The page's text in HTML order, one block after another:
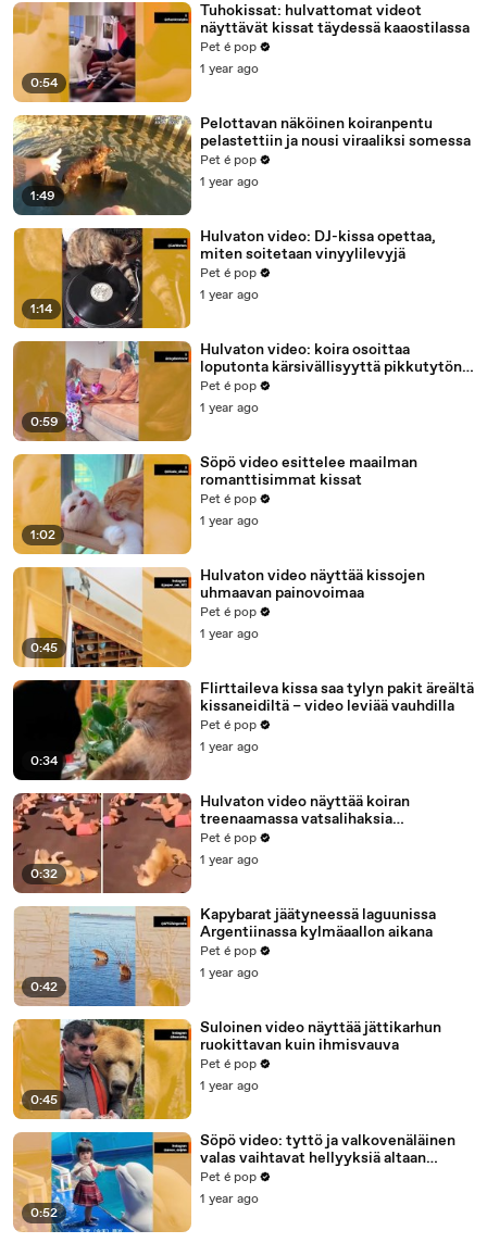
0:54
Tuhokissat: hulvattomat videot
näyttävät kissat täydessä kaaostilassa
Pet é pop
1 year ago
1:49
Pelottavan näköinen koiranpentu
pelastettiin ja nousi viraaliksi somessa
Pet é pop
1 year ago
1:14
Hulvaton video: DJ-kissa opettaa,
miten soitetaan vinyylilevyjä
Pet é pop
1 year ago
0:59
Hulvaton video: koira osoittaa
loputonta kärsivällisyyttä pikkutytön
"lääkärikäynnillä"
Pet é pop
1 year ago
1:02
Söpö video esittelee maailman
romanttisimmat kissat
Pet é pop
1 year ago
0:45
Hulvaton video näyttää kissojen
uhmaavan painovoimaa
Pet é pop
1 year ago
0:34
Flirttaileva kissa saa tylyn pakit äreältä
kissaneidiltä – video leviää vauhdilla
Pet é pop
1 year ago
0:32
Hulvaton video näyttää koiran
treenaamassa vatsalihaksia
kuntosalilla
Pet é pop
1 year ago
0:42
Kapybarat jäätyneessä laguunissa
Argentiinassa kylmäaallon aikana
Pet é pop
1 year ago
0:45
Suloinen video näyttää jättikarhun
ruokittavan kuin ihmisvauva
Pet é pop
1 year ago
0:52
Söpö video: tyttö ja valkovenäläinen
valas vaihtavat hellyyksiä altaan
reunalla
Pet é pop
1 year ago